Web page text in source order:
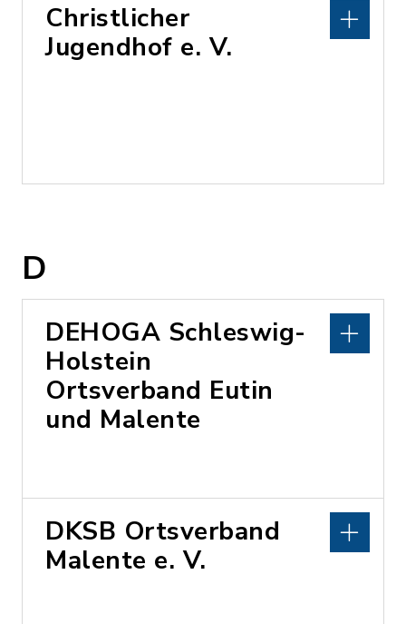
Christlicher
Jugendhof e. V.
D
DEHOGA Schleswig-
Holstein
Ortsverband Eutin
und Malente
DKSB Ortsverband
Malente e. V.